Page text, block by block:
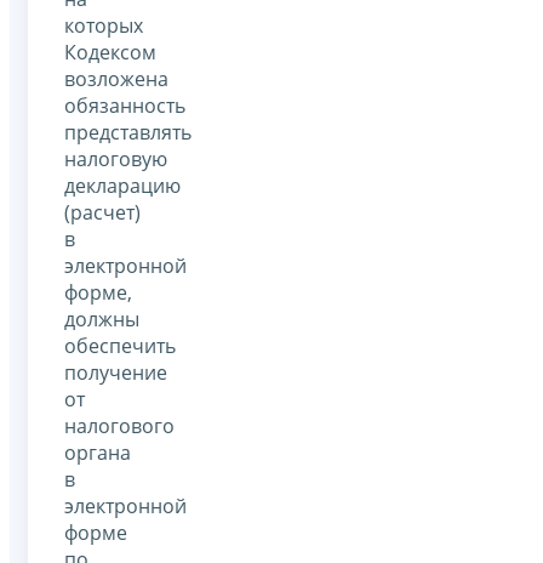
которых
Кодексом
возложена
обязанность
представлять
налоговую
декларацию
(расчет)
в
электронной
форме,
должны
обеспечить
получение
от
налогового
органа
в
электронной
форме